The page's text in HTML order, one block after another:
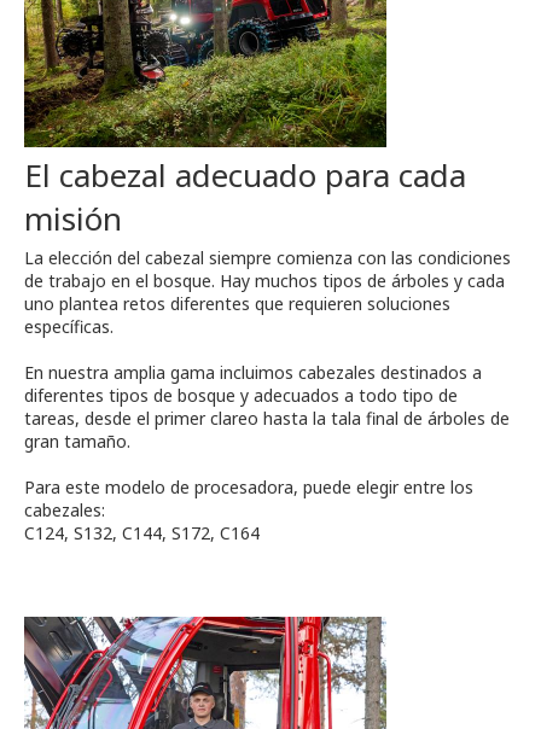
El cabezal adecuado para cada
misión
La elección del cabezal siempre comienza con las condiciones
de trabajo en el bosque. Hay muchos tipos de árboles y cada
uno plantea retos diferentes que requieren soluciones
específicas.
En nuestra amplia gama incluimos cabezales destinados a
diferentes tipos de bosque y adecuados a todo tipo de
tareas, desde el primer clareo hasta la tala final de árboles de
gran tamaño.
Para este modelo de procesadora, puede elegir entre los
cabezales:
C124, S132, C144, S172, C164